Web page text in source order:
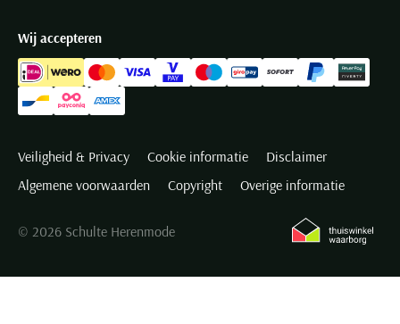
Wij accepteren
Veiligheid & Privacy Cookie informatie
Disclaimer
Algemene voorwaarden
Copyright Overige informatie
© 2026 Schulte Herenmode